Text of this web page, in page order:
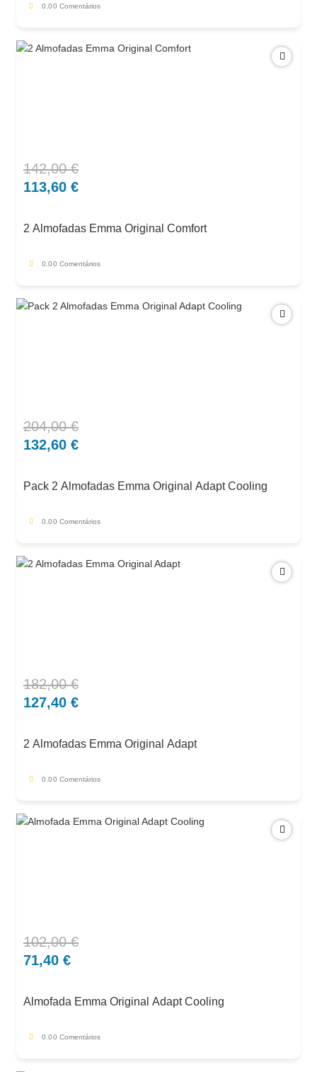
0.00 Comentários
142,00€
O
preço
142,00 €.
113,60 €
O
preço
113,60 €.
2 Almofadas Emma Original Comfort
0.00 Comentários
204,00€
O
preço
204,00 €.
132,60 €
O
preço
132,60 €.
Pack 2 Almofadas Emma Original Adapt Cooling
0.00 Comentários
182,00€
O
preço
182,00 €.
127,40 €
O
preço
127,40 €.
2 Almofadas Emma Original Adapt
0.00 Comentários
102,00€
O
preço
102,00 €.
71,40 €
O
preço
71,40 €.
Almofada Emma Original Adapt Cooling
0.00 Comentários